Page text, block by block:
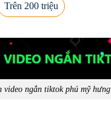
Trên 200 triệu
video ngắn tiktok phú mỹ hưng